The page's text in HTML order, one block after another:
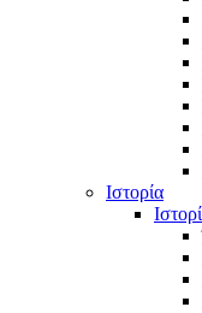
Ιστορία